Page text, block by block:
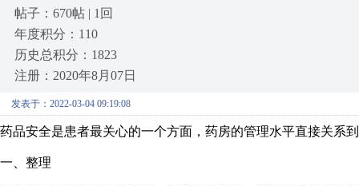
帖子：670帖 | 1回
年度积分：110
历史总积分：1823
注册：2020年8月07日
发表于：2022-03-04 09:19:08
药品安全是患者最关心的一个方面，药房的管理水平直接关系
一、整理